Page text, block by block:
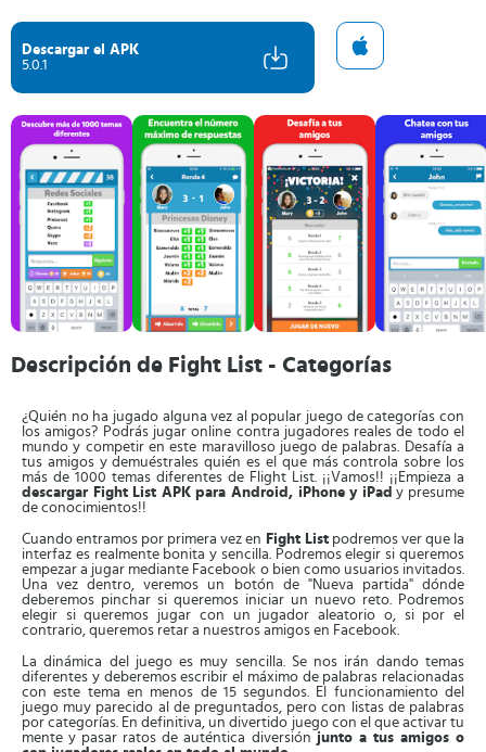
Descargar el APK
5.0.1
Descripción de Fight List - Categorías
¿Quién no ha jugado alguna vez al popular juego de categorías con
los amigos? Podrás jugar online contra jugadores reales de todo el
mundo y competir en este maravilloso juego de palabras. Desafía a
tus amigos y demuéstrales quién es el que más controla sobre los
más de 1000 temas diferentes de Flight List. ¡¡Vamos!! ¡¡Empieza a
descargar Fight List APK para Android, iPhone y iPad y presume
de conocimientos!!
Cuando entramos por primera vez en Fight Listpodremos ver que la
interfaz es realmente bonita y sencilla. Podremos elegir si queremos
empezar a jugar mediante Facebook o bien como usuarios invitados.
Una vez dentro, veremos un botón de "Nueva partida" dónde
deberemos pinchar si queremos iniciar un nuevo reto. Podremos
elegir si queremos jugar con un jugador aleatorio o, si por el
contrario, queremos retar a nuestros amigos en Facebook.
La dinámica del juego es muy sencilla. Se nos irán dando temas
diferentes y deberemos escribir el máximo de palabras relacionadas
con este tema en menos de 15 segundos. El funcionamiento del
juego muy parecido al de preguntados, pero con listas de palabras
por categorías. En definitiva, un divertido juego con el que activar tu
mente y pasar ratos de auténtica diversión junto a tus amigos o